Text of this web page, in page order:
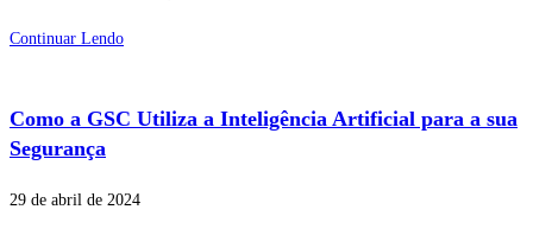
Continuar Lendo
Como a GSC Utiliza a Inteligência Artificial para a sua
Segurança
29 de abril de 2024